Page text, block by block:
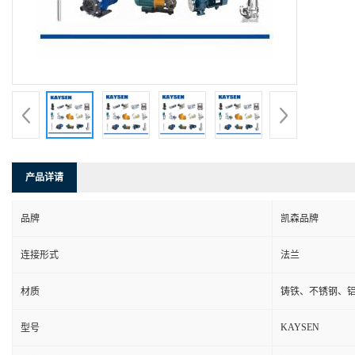
产品详请
品牌 凯森品牌
连接形式 法兰
材质 铸铁、不锈钢、
型号 KAYSEN